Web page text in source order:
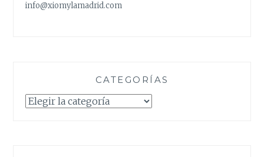
info@xiomylamadrid.com
CATEGORÍAS
Categorías